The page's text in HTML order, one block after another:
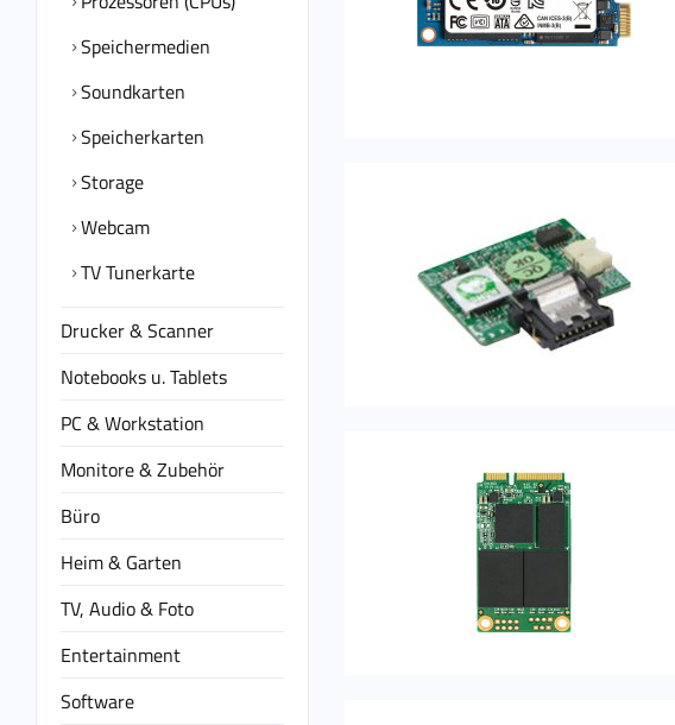
Speichermedien
Soundkarten
Speicherkarten
Storage
Webcam
TV Tunerkarte
Drucker & Scanner
Notebooks u. Tablets
PC & Workstation
Monitore & Zubehör
Büro
Heim & Garten
TV, Audio & Foto
Entertainment
Software